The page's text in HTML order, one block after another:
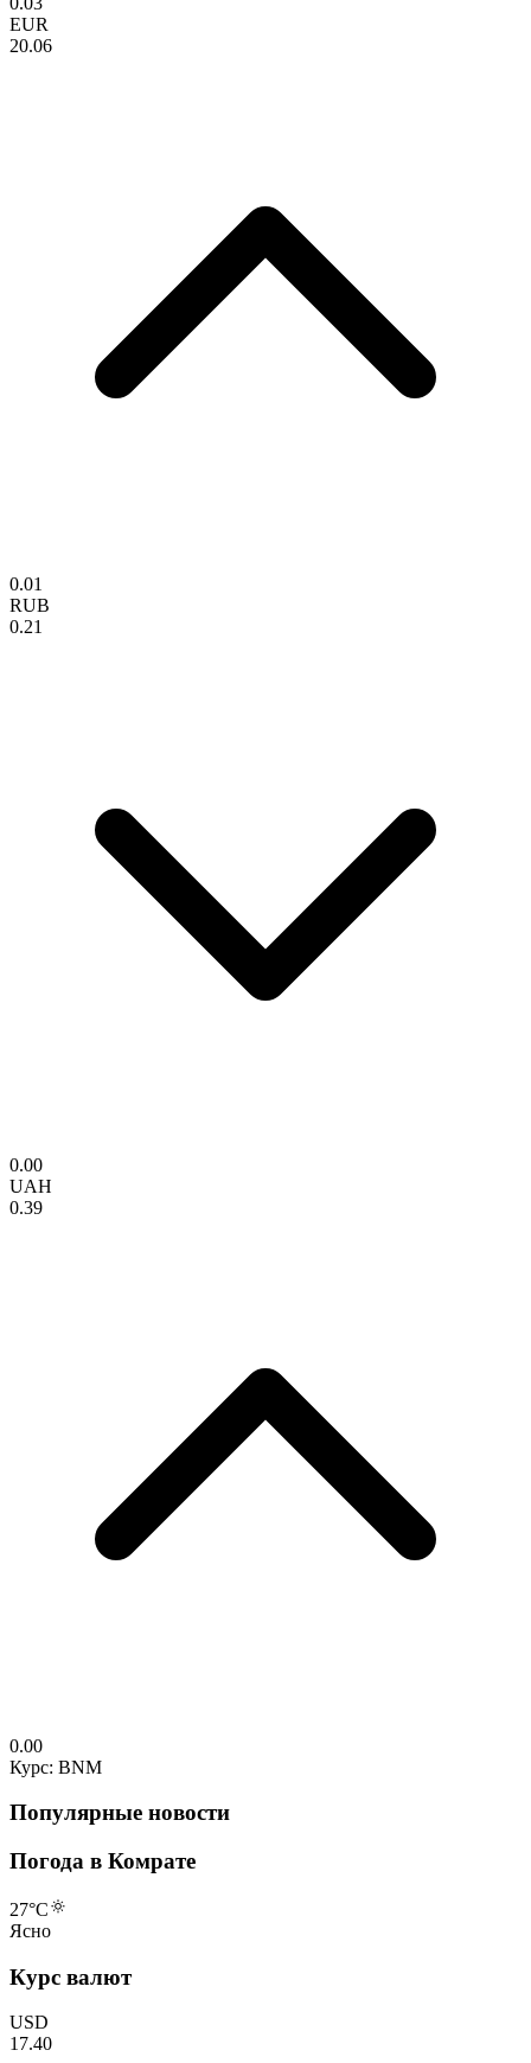
EUR
20.06
0.01
RUB
0.21
0.00
UAH
0.39
0.00
Курс: BNM
Популярные новости
Погода в Комрате
27°C
Ясно
Курс валют
USD
17.40